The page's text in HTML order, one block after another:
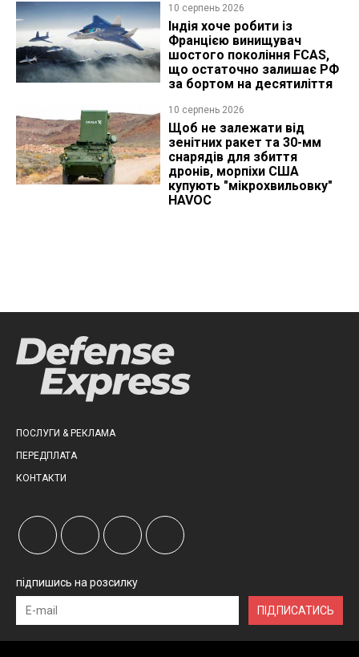
10 серпень 2026
Індія хоче робити із
Францією винищувач
шостого покоління FCAS,
що остаточно залишає РФ
за бортом на десятиліття
10 серпень 2026
Щоб не залежати від
зенітних ракет та 30-мм
снарядів для збиття
дронів, морпіхи США
купують "мікрохвильовку"
HAVOC
ПОСЛУГИ & РЕКЛАМА
ПЕРЕДПЛАТА
КОНТАКТИ
підпишись на розсилку
ПІДПИСАТИСЬ